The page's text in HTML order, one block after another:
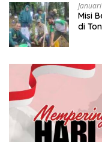
Misi
di